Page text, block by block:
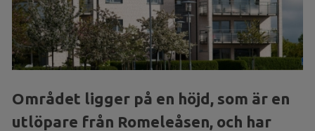
Området ligger på en höjd, som är en
utlöpare från Romeleåsen, och har